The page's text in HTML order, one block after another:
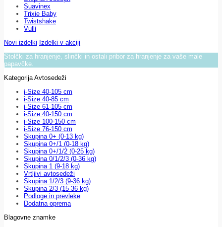
Suavinex
Trixie Baby
Twistshake
Vulli
Novi izdelki Izdelki v akciji
Stolčki za hranjenje, slinčki in ostali pribor za hranjenje za vaše male
papavčke.
Kategorija Avtosedeži
i-Size 40-105 cm
i-Size 40-85 cm
i-Size 61-105 cm
i-Size 40-150 cm
i-Size 100-150 cm
i-Size 76-150 cm
Skupina 0+ (0-13 kg)
Skupina 0+/1 (0-18 kg)
Skupina 0+/1/2 (0-25 kg)
Skupina 0/1/2/3 (0-36 kg)
Skupina 1 (9-18 kg)
Vrtljivi avtosedeži
Skupina 1/2/3 (9-36 kg)
Skupina 2/3 (15-36 kg)
Podloge in prevleke
Dodatna oprema
Blagovne znamke